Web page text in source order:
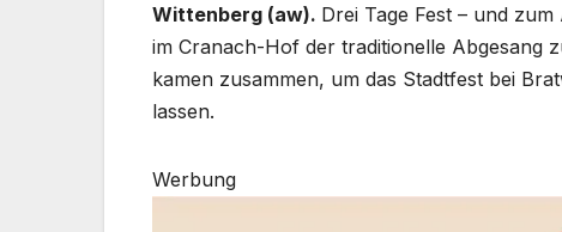
Wittenberg (aw). Drei Tage Fest – und
im Cranach-Hof der traditionelle Abgesang
kamen zusammen, um das Stadtfest bei
lassen.
Werbung